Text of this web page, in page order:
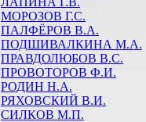
МОРОЗОВ Г.С.
ПАЛФЁРОВ В.А.
ПОДШИВАЛКИНА М.А.
ПРАВДОЛЮБОВ В.С.
ПРОВОТОРОВ Ф.И.
РОДИН Н.А.
РЯХОВСКИЙ В.И.
СИЛКОВ М.П.